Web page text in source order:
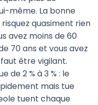
même. La bonne
risquez quasiment rien
avez moins de 60
70 ans et vous avez
être vigilant.
de 2 % à 3 % : le
mais tue
tuent chaque